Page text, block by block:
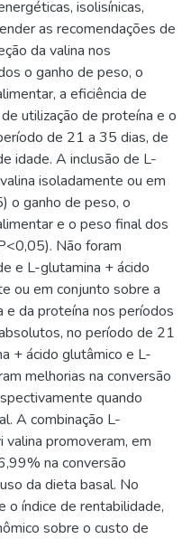
isolisínicas,
as recomendações de
da valina nos
o ganho de peso, o
a eficiência de
utilização de proteína e o
de 21 a 35 dias, de
idade. A inclusão de L-
isoladamente ou em
o ganho de peso, o
e o peso final dos
Não foram
e L-glutamina + ácido
ou em conjunto sobre a
e da proteína nos períodos
no período de 21
+ ácido glutâmico e L-
melhorias na conversão
quando
A combinação L-
promoveram, em
na conversão
da dieta basal. No
índice de rentabilidade,
sobre o custo de